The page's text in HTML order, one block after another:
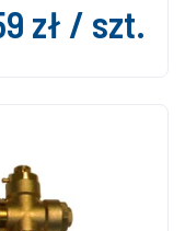
zł / szt.